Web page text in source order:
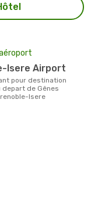
Isere Airport
depart de Gênes
Isere